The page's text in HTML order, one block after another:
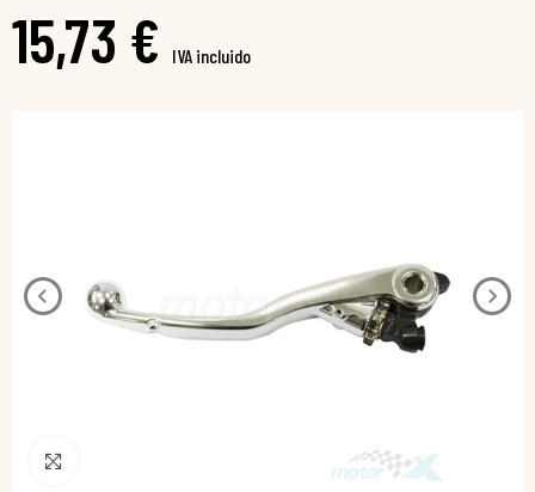
15,73 € IVA incluido